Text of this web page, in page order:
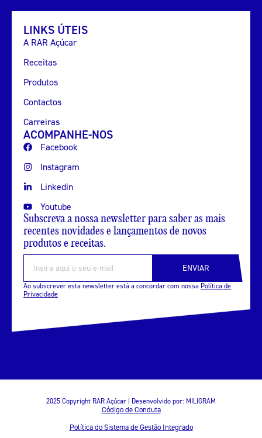
LINKS ÚTEIS
A RAR Açúcar
Receitas
Produtos
Contactos
Carreiras
ACOMPANHE-NOS
Facebook
Instagram
Linkedin
Youtube
Subscreva a nossa newsletter para saber as mais
recentes novidades e lançamentos de novos
produtos e receitas.
ENVIAR
Ao subscrever esta newsletter está a concordar com nossa Política de
Privacidade
2025 Copyright RAR Açúcar | Desenvolvido por: MILIGRAM
Código de Conduta
Política do Sistema de Gestão Integrado